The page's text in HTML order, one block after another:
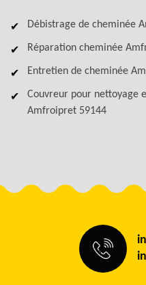
Débistrage de cheminée
Réparation cheminée
Entretien de cheminée
Couvreur pour nettoyage
Amfroipret 59144